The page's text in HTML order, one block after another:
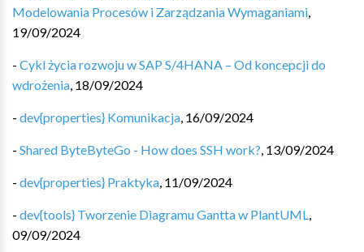
Modelowania Procesów i Zarządzania Wymaganiami,
19/09/2024
- Cykl życia rozwoju w SAP S/4HANA – Od koncepcji do
wdrożenia, 18/09/2024
- dev{properties} Komunikacja, 16/09/2024
- Shared ByteByteGo - How does SSH work?, 13/09/2024
- dev{properties} Praktyka, 11/09/2024
- dev{tools} Tworzenie Diagramu Gantta w PlantUML,
09/09/2024